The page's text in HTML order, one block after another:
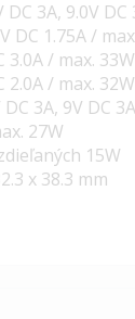
3A, 9.0V DC
DC 1.75A /
3.0A / max. 33W
2.0A / max. 32W
DC 3A, 9V DC
27W
15W
x 38.3 mm